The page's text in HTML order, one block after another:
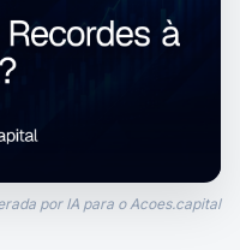
por IA para o Acoes.capital